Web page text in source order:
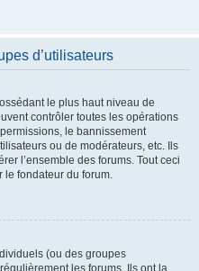
d’utilisateurs
le plus haut niveau de
contrôler toutes les opérations
le bannissement
ou de modérateurs, etc. Ils
l’ensemble des forums. Tout ceci
le fondateur du forum.
(ou des groupes
les forums. Ils ont la